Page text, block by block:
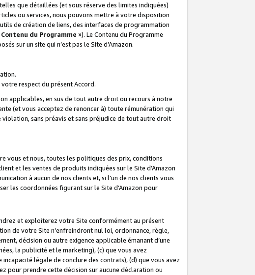
que détaillées (et sous réserve des limites indiquées)
ou services, nous pouvons mettre à votre disposition
de création de liens, des interfaces de programmation
Contenu du Programme »). Le Contenu du Programme
sur un site qui n’est pas le Site d’Amazon.
respect du présent Accord.
applicables, en sus de tout autre droit ou recours à notre
(et vous acceptez de renoncer à) toute rémunération qui
sans préavis et sans préjudice de tout autre droit
vous et nous, toutes les politiques des prix, conditions
et les ventes de produits indiquées sur le Site d’Amazon
à aucun de nos clients et, si l’un de nos clients vous
les coordonnées figurant sur le Site d’Amazon pour
et exploiterez votre Site conformément au présent
de votre Site n’enfreindront nul loi, ordonnance, règle,
décision ou autre exigence applicable émanant d’une
la publicité et le marketing), (c) que vous avez
légale de conclure des contrats), (d) que vous avez
pour prendre cette décision sur aucune déclaration ou